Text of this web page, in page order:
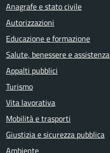
Anagrafe e stato civile
Autorizzazioni
Educazione e formazione
Salute, benessere e assistenza
Appalti pubblici
Turismo
Vita lavorativa
Mobilità e trasporti
Giustizia e sicurezza pubblica